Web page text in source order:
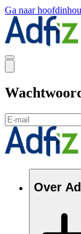
Ga naar
Over